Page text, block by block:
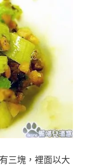
三塊，裡面以大